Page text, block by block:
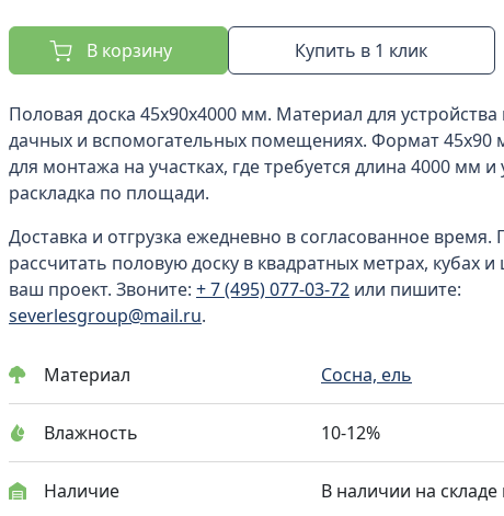
В корзину Купить в 1 клик
Половая доска 45x90x4000 мм. Материал для
дачных и вспомогательных помещениях. Формат 45x90
для монтажа на участках, где требуется длина 4000 мм и
раскладка по площади.
Доставка и отгрузка ежедневно в согласованное
рассчитать половую доску в квадратных метрах, кубах и
ваш проект. Звоните: + 7 (495) 077-03-72 или пишите:
severlesgroup@mail.ru.
Материал Сосна, ель
Влажность 10-12%
Наличие В наличии на